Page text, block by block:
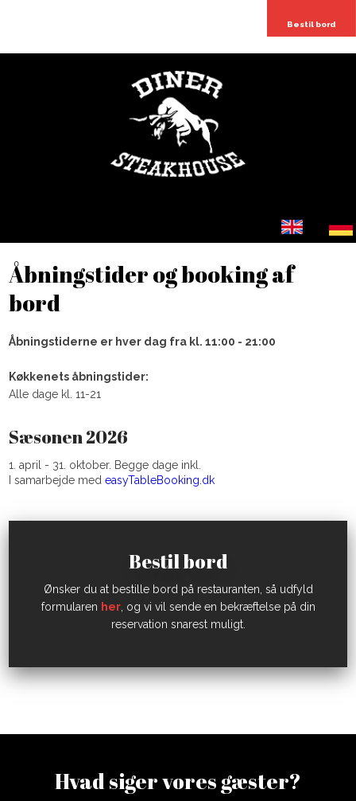
Bestil bord
​Åbningstider og booking af
bord​
​Åbningstiderne er hver dag fra kl. 11:00 - 21:00
Køkkenets åbningstider:
​Alle dage kl. 11-21
Sæsonen 2026
1. april - 31. oktober. Begge dage inkl.
I samarbejde med easyTableBooking.dk
Bestil bord
​Ønsker du at bestille bord på restauranten, så udfyld
formularen her, og vi vil sende en bekræftelse på din
reservation snarest muligt.
Hvad siger vores gæster?